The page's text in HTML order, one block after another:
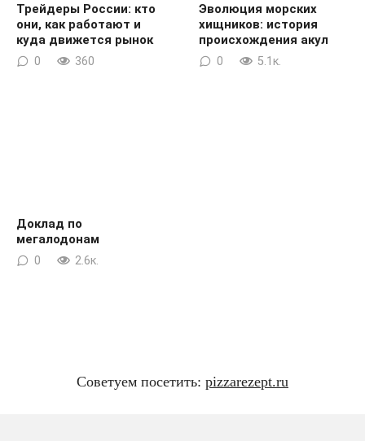
Трейдеры России: кто
они, как работают и
куда движется рынок
0 360
Эволюция морских
хищников: история
происхождения акул
0 5.1к.
Доклад по
мегалодонам
0 2.6к.
Советуем посетить: pizzarezept.ru